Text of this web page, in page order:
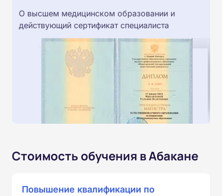
О высшем медицинском образовании и
действующий сертификат специалиста
Стоимость обучения в Абакане
Повышение квалификации по